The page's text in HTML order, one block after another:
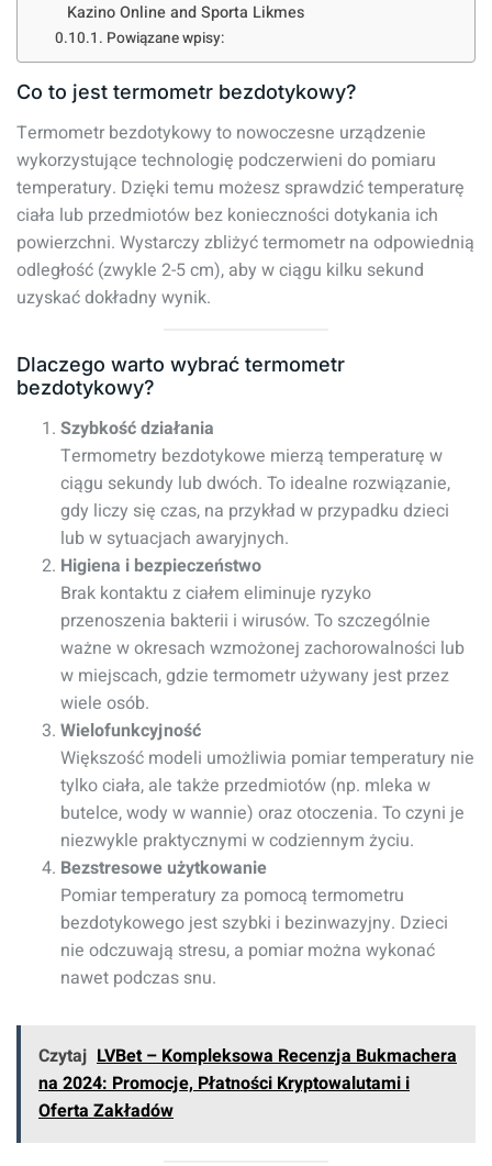
Kazino Online and Sporta Likmes
Powiązane wpisy:
Co to jest termometr bezdotykowy?
Termometr bezdotykowy to nowoczesne urządzenie
wykorzystujące technologię podczerwieni do pomiaru
temperatury. Dzięki temu możesz sprawdzić temperaturę
ciała lub przedmiotów bez konieczności dotykania ich
powierzchni. Wystarczy zbliżyć termometr na odpowiednią
odległość (zwykle 2-5 cm), aby w ciągu kilku sekund
uzyskać dokładny wynik.
Dlaczego warto wybrać termometr
bezdotykowy?
Szybkość działania
Termometry bezdotykowe mierzą temperaturę w
ciągu sekundy lub dwóch. To idealne rozwiązanie,
gdy liczy się czas, na przykład w przypadku dzieci
lub w sytuacjach awaryjnych.
Higiena i bezpieczeństwo
Brak kontaktu z ciałem eliminuje ryzyko
przenoszenia bakterii i wirusów. To szczególnie
ważne w okresach wzmożonej zachorowalności lub
w miejscach, gdzie termometr używany jest przez
wiele osób.
Wielofunkcyjność
Większość modeli umożliwia pomiar temperatury nie
tylko ciała, ale także przedmiotów (np. mleka w
butelce, wody w wannie) oraz otoczenia. To czyni je
niezwykle praktycznymi w codziennym życiu.
Bezstresowe użytkowanie
Pomiar temperatury za pomocą termometru
bezdotykowego jest szybki i bezinwazyjny. Dzieci
nie odczuwają stresu, a pomiar można wykonać
nawet podczas snu.
Czytaj LVBet – Kompleksowa Recenzja Bukmachera
na 2024: Promocje, Płatności Kryptowalutami i
Oferta Zakładów